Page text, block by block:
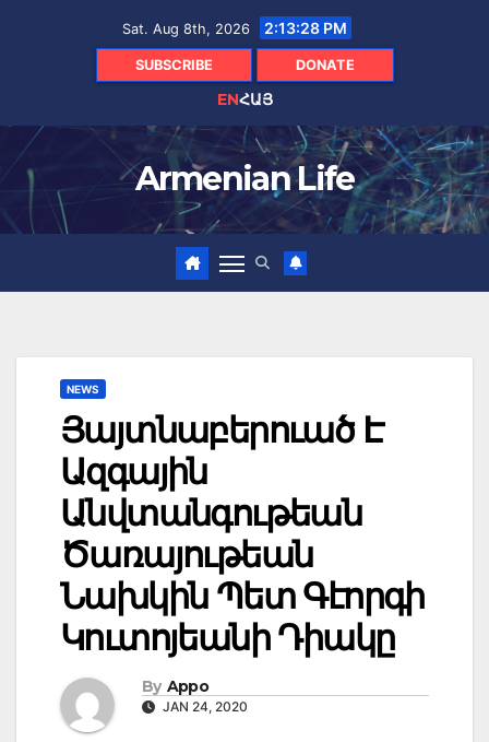
Sat. Aug 8th, 2026 2:13:29 PM
SUBSCRIBE DONATE
ENՀԱՅ
Armenian Life
NEWS
Յայտնաբերուած Է
Ազգային
Անվտանգութեան
Ծառայութեան
Նախկին Պետ Գէորգի
Կուտոյեանի Դիակը
By Appo
JAN 24, 2020